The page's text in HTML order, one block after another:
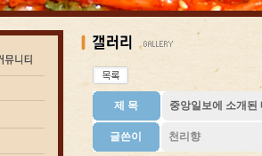
제 목 중앙일보에 소개된
글쓴이 천리향